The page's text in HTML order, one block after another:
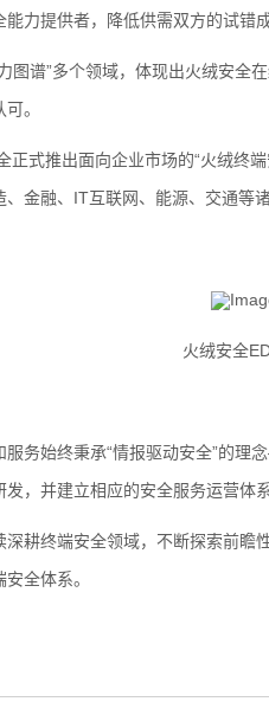
力提供者，降低供需双方的试错成
图谱”多个领域，体现出火绒安全
。
正式推出面向企业市场的“火绒终
金融、 IT互联网、能源、交通等诸
火绒安全
服务始终秉承“情报驱动安全”的
，并建立相应的安全服务运营体
深耕终端安全领域，不断探索前瞻
全体系。